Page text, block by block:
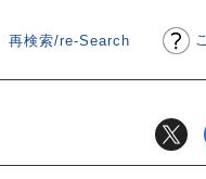
再検索/re-Search